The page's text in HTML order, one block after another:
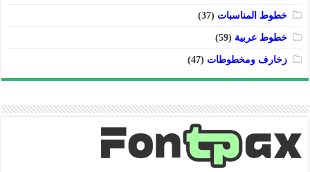
خطوط المناسبات (37)
خطوط عربية (59)
زخارف ومخطوطات (47)